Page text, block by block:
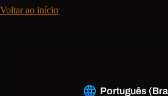
Voltar ao início